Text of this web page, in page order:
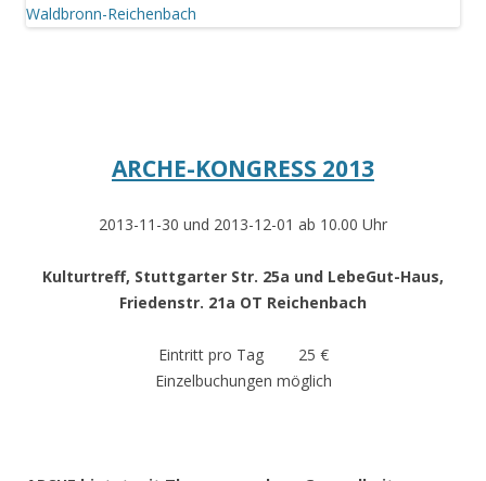
ARCHE-KONGRESS 2013
2013-11-30 und 2013-12-01 ab 10.00 Uhr
Kulturtreff, Stuttgarter Str. 25a und LebeGut-Haus,
Friedenstr. 21a OT Reichenbach
Eintritt pro Tag 25 €
Einzelbuchungen möglich